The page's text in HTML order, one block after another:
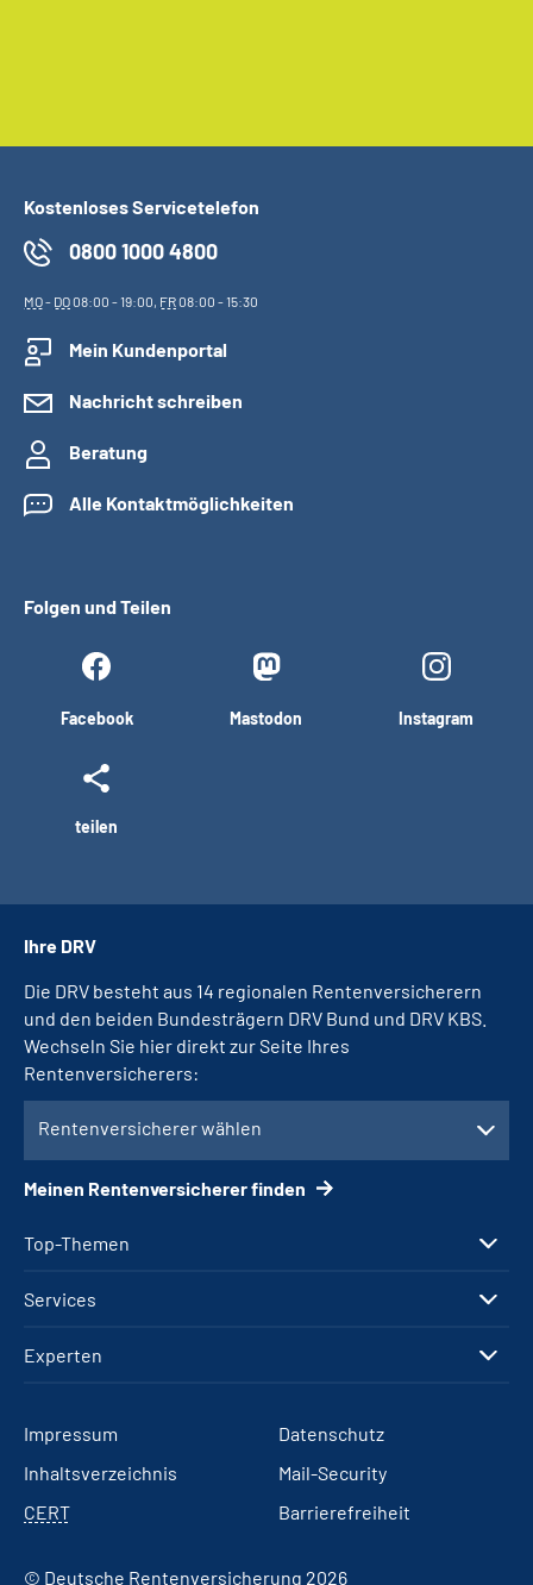
Kostenloses Servicetelefon
0800 1000 4800
MO- DO08:00 - 19:00, FR08:00 - 15:30
Mein Kundenportal
Nachricht schreiben
Beratung
Alle Kontaktmöglichkeiten
Folgen und Teilen
Facebook Mastodon Instagram
teilen
Top-Themen
Services
Experten
Ihre DRV
Die DRV besteht aus 14 regionalen Rentenversicherern
und den beiden Bundesträgern DRV Bund und DRV KBS.
Wechseln Sie hier direkt zur Seite Ihres
Rentenversicherers:
Rentenversicherer wählen
Meinen Rentenversicherer finden
Impressum
Datenschutz
Inhaltsverzeichnis
Mail-Security
CERT
Barrierefreiheit
© Deutsche Rentenversicherung 2026